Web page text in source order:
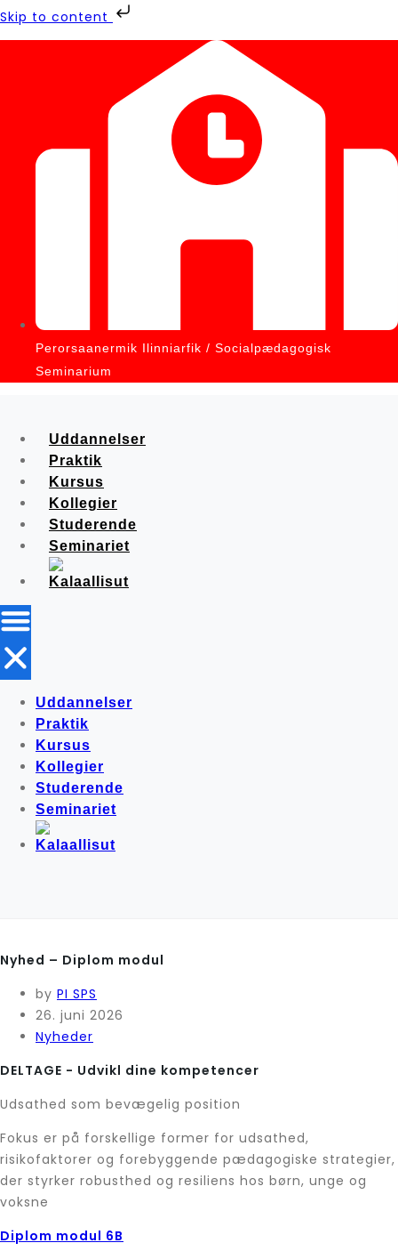
Skip to content
Perorsaanermik Ilinniarfik / Socialpædagogisk
Seminarium
Uddannelser
Praktik
Kursus
Kollegier
Studerende
Seminariet
Uddannelser
Praktik
Kursus
Kollegier
Studerende
Seminariet
Nyhed – Diplom modul
by PI SPS
26. juni 2026
Nyheder
DELTAGE - Udvikl dine kompetencer
Udsathed som bevægelig position
Fokus er på forskellige former for udsathed,
risikofaktorer og forebyggende pædagogiske strategier,
der styrker robusthed og resiliens hos børn, unge og
voksne
Diplom modul 6B